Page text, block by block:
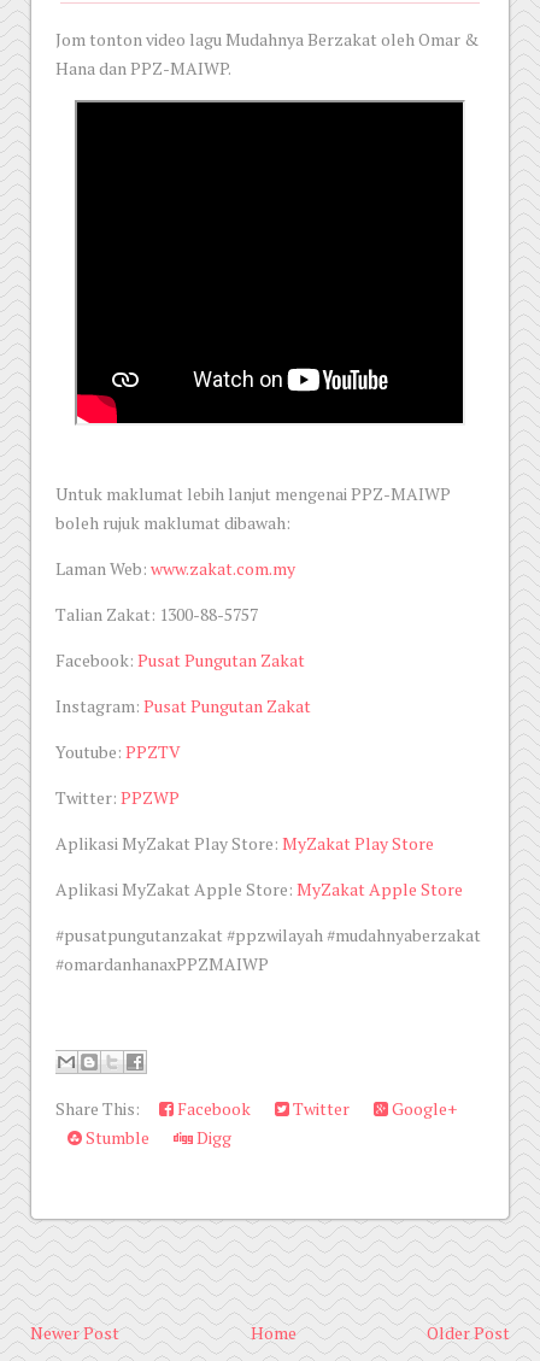
Jom tonton video lagu Mudahnya Berzakat oleh Omar &
Hana dan PPZ-MAIWP.
Untuk maklumat lebih lanjut mengenai PPZ-MAIWP
boleh rujuk maklumat dibawah:
Laman Web: www.zakat.com.my
Talian Zakat: 1300-88-5757
Facebook: Pusat Pungutan Zakat
Instagram: Pusat Pungutan Zakat
Youtube: PPZTV
Twitter: PPZWP
Aplikasi MyZakat Play Store: MyZakat Play Store
Aplikasi MyZakat Apple Store: MyZakat Apple Store
#pusatpungutanzakat #ppzwilayah #mudahnyaberzakat
#omardanhanaxPPZMAIWP
Share This: Facebook Twitter
Google+
Stumble
Digg
Newer Post Older Post
Home